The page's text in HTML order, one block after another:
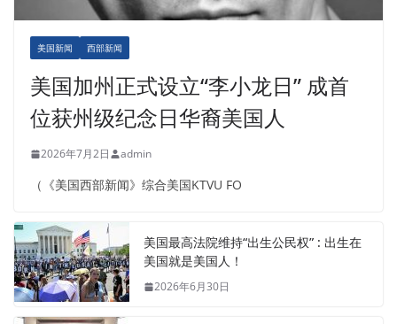
美国新闻 西部新闻
美国加州正式设立“李小龙日” 成首
位获州级纪念日华裔美国人
2026年7月2日 admin
（《美国西部新闻》综合美国KTVU FO
美国最高法院维持“出生公民权” : 出生在
美国就是美国人！
2026年6月30日